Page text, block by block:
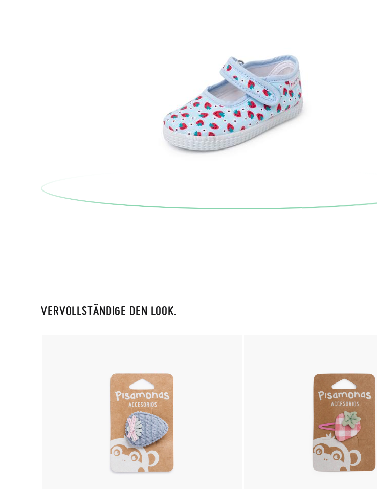
VERVOLLSTÄNDIGE DEN LOOK.